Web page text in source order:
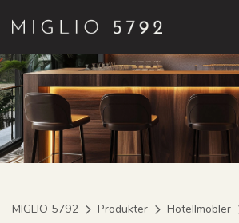
MIGLIO 5792 Produkter Hotellmöbler